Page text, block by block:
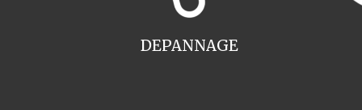
DEPANNAGE